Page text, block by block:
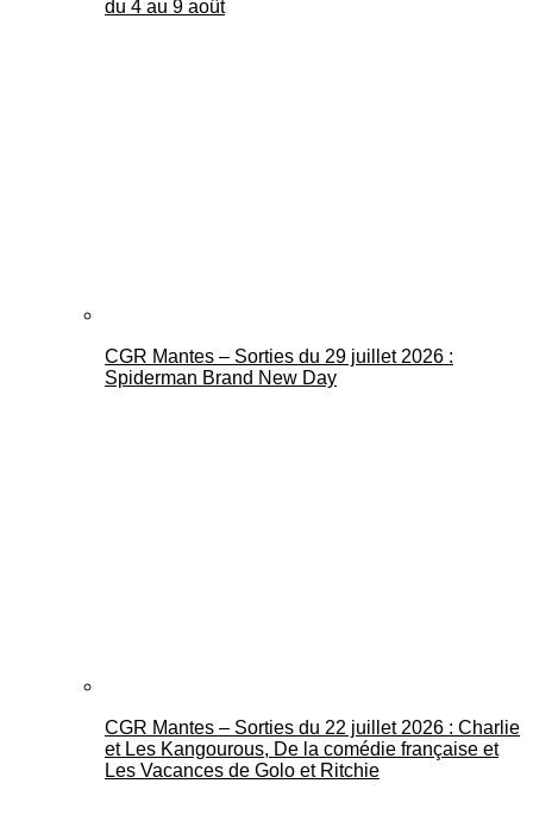
du 4 au 9 août
CGR Mantes – Sorties du 29 juillet 2026 :
Spiderman Brand New Day
CGR Mantes – Sorties du 22 juillet 2026 : Charlie
et Les Kangourous, De la comédie française et
Les Vacances de Golo et Ritchie